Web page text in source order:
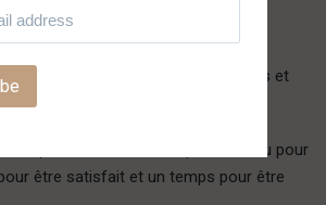
et un lieu pour se réjouir, et un temps et
lieu pour bénir, et un temps et un lieu pour
être satisfait et un temps pour être